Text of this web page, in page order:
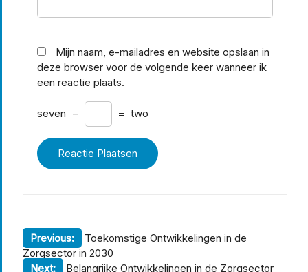
Mijn naam, e-mailadres en website opslaan in
deze browser voor de volgende keer wanneer ik
een reactie plaats.
seven − = two
Berichtnavigatie
Previous:
Toekomstige Ontwikkelingen in de
Zorgsector in 2030
Next:
Belangrijke Ontwikkelingen in de Zorgsector